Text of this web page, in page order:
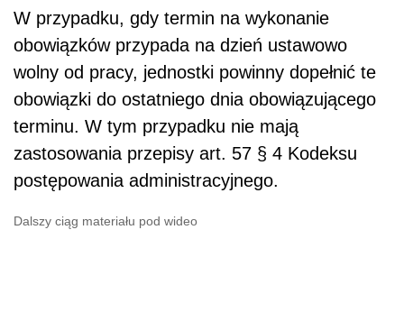
W przypadku, gdy termin na wykonanie
obowiązków przypada na dzień ustawowo
wolny od pracy, jednostki powinny dopełnić te
obowiązki do ostatniego dnia obowiązującego
terminu. W tym przypadku nie mają
zastosowania przepisy art. 57 § 4 Kodeksu
postępowania administracyjnego.
Dalszy ciąg materiału pod wideo